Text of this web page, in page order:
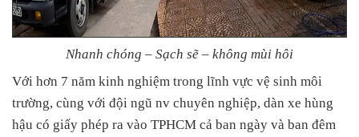
Nhanh chóng – Sạch sẽ – không mùi hôi
Với hơn 7 năm kinh nghiệm trong lĩnh vực vệ sinh môi
trường, cùng với đội ngũ nv chuyên nghiệp, dàn xe hùng
hậu có giấy phép ra vào TPHCM cả ban ngày và ban đêm